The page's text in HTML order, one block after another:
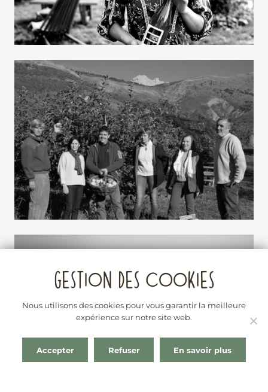
Nous utilisons des cookies pour vous garantir la meilleure
expérience sur notre site web.
Accepter Refuser En savoir plus